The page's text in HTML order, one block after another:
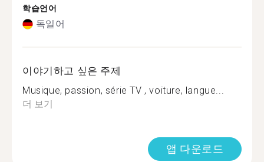
학습언어
독일어
이야기하고 싶은 주제
Musique, passion, série TV , voiture, langue...
더 보기
앱 다운로드